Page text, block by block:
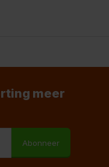
meer
Abonneer